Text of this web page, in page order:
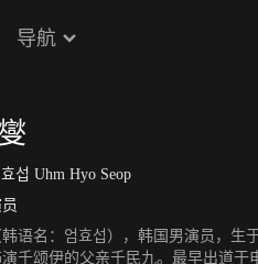
导航
섭 Uhm Hyo Seop
语名：엄효섭），韩国男演员，生
千颂伊的父亲千民九。最早出道